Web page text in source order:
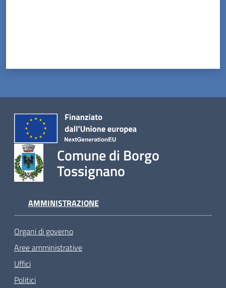
Comune di Borgo
Tossignano
AMMINISTRAZIONE
Organi di governo
Aree amministrative
Uffici
Politici